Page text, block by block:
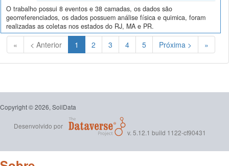
O trabalho possui 8 eventos e 38 camadas, os dados são
georreferenciados, os dados possuem análise física e quimica, foram
realizadas as coletas nos estados do RJ, MA e PR.
« < Anterior 1 (Atual)
2 3 4 5 Próxima > »
Copyright © 2026, SoilData
Desenvolvido por
v. 5.12.1 build 1122-cf90431